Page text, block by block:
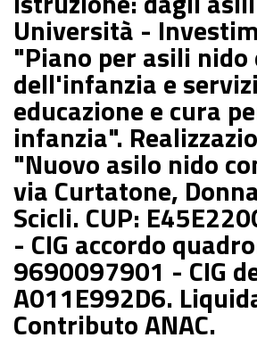
Università -
"Piano per asili nido
dell'infanzia e
educazione e cura
infanzia".
"Nuovo asilo nido
via Curtatone,
Scicli. CUP:
- CIG accordo
9690097901 - CIG
A011E992D6.
Contributo ANAC.